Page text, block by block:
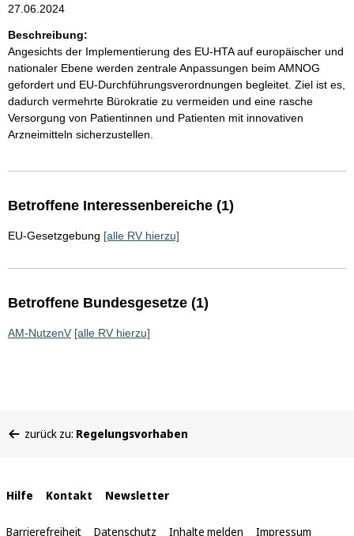
27.06.2024
Beschreibung:
Angesichts der Implementierung des EU-HTA auf europäischer und
nationaler Ebene werden zentrale Anpassungen beim AMNOG
gefordert und EU-Durchführungsverordnungen begleitet. Ziel ist es,
dadurch vermehrte Bürokratie zu vermeiden und eine rasche
Versorgung von Patientinnen und Patienten mit innovativen
Arzneimitteln sicherzustellen.
Betroffene Interessenbereiche (1)
EU-Gesetzgebung [alle RV hierzu]
Betroffene Bundesgesetze (1)
AM-NutzenV [alle RV hierzu]
befinden
zurück zu: Regelungsvorhaben
Interne
Links
Hilfe Kontakt Newsletter
Barrierefreiheit Datenschutz Inhalte melden Impressum